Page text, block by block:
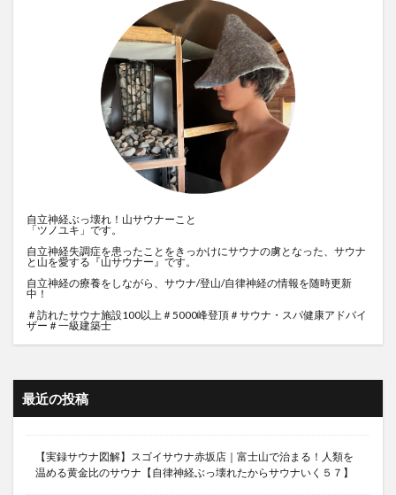
自立神経ぶっ壊れ！山サウナーこと
「ツノユキ」です。
自立神経失調症を患ったことをきっかけにサウナの虜となった、サウナ
と山を愛する『山サウナー』です。
自立神経の療養をしながら、サウナ/登山/自律神経の情報を随時更新
中！
＃訪れたサウナ施設100以上＃5000峰登頂＃サウナ・スパ健康アドバイ
ザー＃一級建築士
最近の投稿
【実録サウナ図解】スゴイサウナ赤坂店｜富士山で治まる！人類を
温める黄金比のサウナ【自律神経ぶっ壊れたからサウナいく５７】